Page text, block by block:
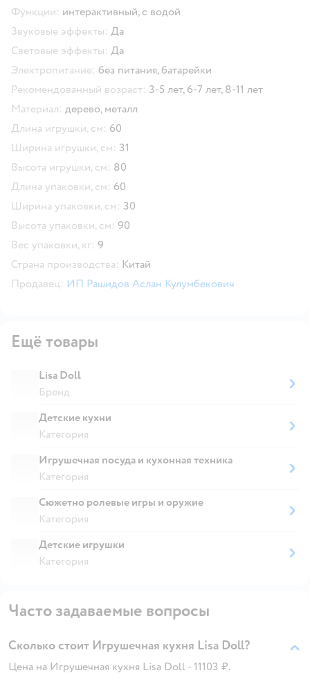
Функции: интерактивный, с водой
Звуковые эффекты: Да
Световые эффекты: Да
Электропитание: без питания,батарейки
Рекомендованный возраст: 3-5 лет, 6-7 лет, 8-11 лет
Материал: дерево, металл
Длина игрушки, см: 60
Ширина игрушки, см: 31
Высота игрушки, см: 80
Длина упаковки, см: 60
Ширина упаковки, см: 30
Высота упаковки, см: 90
Вес упаковки, кг: 9
Страна производства: Китай
Продавец: ИП Рашидов Аслан Кулумбекович
Ещё товары
Lisa Doll
Бренд
Детские кухни
Категория
Игрушечная посуда и кухонная техника
Категория
Сюжетно ролевые игры и оружие
Категория
Детские игрушки
Категория
Часто задаваемые вопросы
Сколько стоит Игрушечная кухня Lisa Doll?
Цена на Игрушечная кухня Lisa Doll - 11103 ₽.